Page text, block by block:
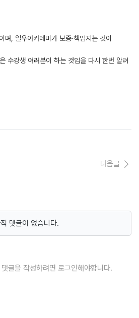
, 일우아카데미가 보증·책임지는 것이
수강생 여러분이 하는 것임을 다시 한번 알려
다음글
댓글이 없습니다.
댓글을 작성하려면 로그인해야합니다.